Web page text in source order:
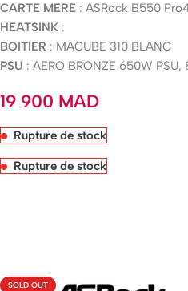
CARTE MERE : ASRock B550
HEATSINK :
BOITIER : MACUBE 310 BLANC
PSU : AERO BRONZE 650W
19 900 MAD
Rupture de stock
Rupture de stock
SOLD OUT